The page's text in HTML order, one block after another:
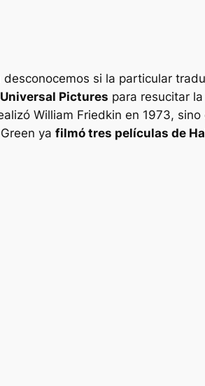
desconocemos si la particular
Pictures para resucitar
William Friedkin en 1973, sino
ya filmó tres películas de